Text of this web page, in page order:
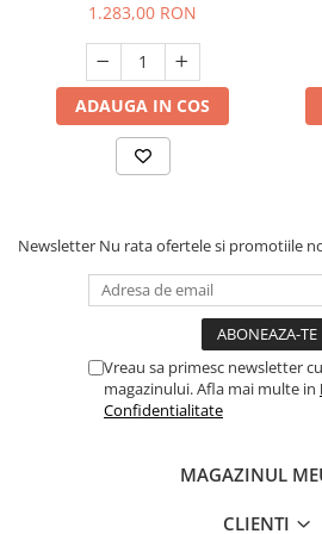
100 l, presiune max.10 bari
1.283,00 RON
ADAUGA IN COS
Newsletter Nu rata ofertele si promotiile
Vreau sa primesc newsletter
magazinului. Afla mai multe in
Confidentialitate
MAGAZINUL
CLIENTI